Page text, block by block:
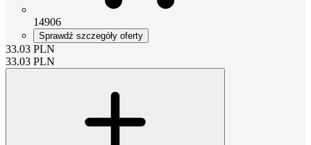
14906
Sprawdź szczegóły oferty
33.03 PLN
33.03 PLN